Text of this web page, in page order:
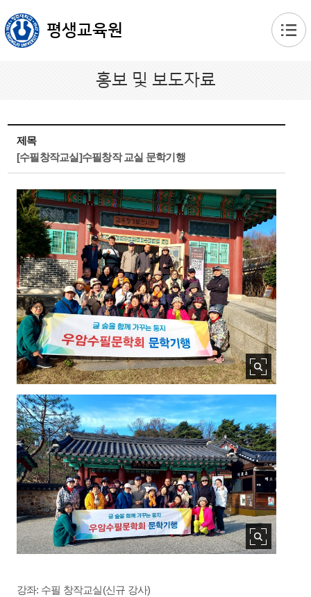
평생교육원
홍보 및 보도자료
제목
[수필창작교실]수필창작 교실 문학기행
강좌: 수필 창작교실(신규 강사)